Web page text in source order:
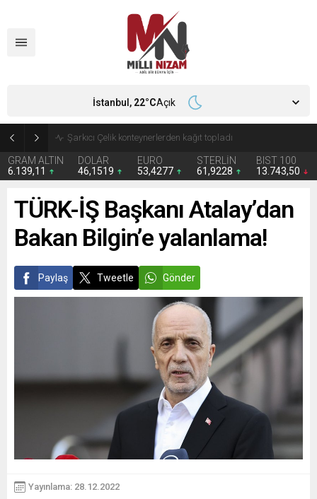
İran 2 ülkeyi birden vurdu
GRAM ALTIN
6.139,11
DOLAR
46,1519
EURO
53,4277
STERLİN
61,9228
BIST 100
13.743,50
İstanbul, 22°CAçık
TÜRK-İŞ Başkanı Atalay’dan
Bakan Bilgin’e yalanlama!
Paylaş Tweetle Gönder
Yayınlama: 28.12.2022